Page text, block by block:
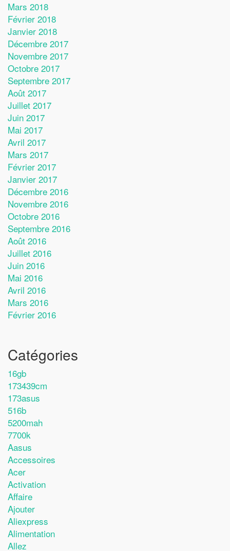
Mars 2018
Février 2018
Janvier 2018
Décembre 2017
Novembre 2017
Octobre 2017
Septembre 2017
Août 2017
Juillet 2017
Juin 2017
Mai 2017
Avril 2017
Mars 2017
Février 2017
Janvier 2017
Décembre 2016
Novembre 2016
Octobre 2016
Septembre 2016
Août 2016
Juillet 2016
Juin 2016
Mai 2016
Avril 2016
Mars 2016
Février 2016
Catégories
16gb
173439cm
173asus
516b
5200mah
7700k
Aasus
Accessoires
Acer
Activation
Affaire
Ajouter
Aliexpress
Alimentation
Allez